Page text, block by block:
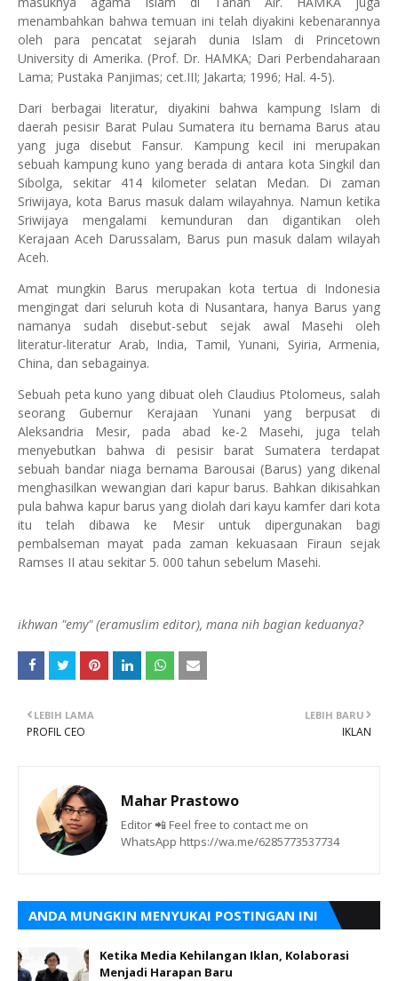
menambahkan bahwa temuan ini telah diyakini kebenarannya
oleh para pencatat sejarah dunia Islam di Princetown
University di Amerika. (Prof. Dr. HAMKA; Dari Perbendaharaan
Lama; Pustaka Panjimas; cet.III; Jakarta; 1996; Hal. 4-5).
Dari berbagai literatur, diyakini bahwa kampung Islam di
daerah pesisir Barat Pulau Sumatera itu bernama Barus atau
yang juga disebut Fansur. Kampung kecil ini merupakan
sebuah kampung kuno yang berada di antara kota Singkil dan
Sibolga, sekitar 414 kilometer selatan Medan. Di zaman
Sriwijaya,kota Barus masuk dalam wilayahnya. Namun ketika
Sriwijaya mengalami kemunduran dan digantikan oleh
Kerajaan Aceh Darussalam, Barus pun masuk dalam wilayah
Aceh.
Amat mungkin Barus merupakan kota tertua di Indonesia
mengingat dari seluruh kota di Nusantara, hanya Barus yang
namanya sudah disebut-sebut sejak awal Masehi oleh
literatur-literatur Arab, India, Tamil, Yunani, Syiria, Armenia,
China, dan sebagainya.
Sebuah peta kuno yang dibuat oleh Claudius Ptolomeus, salah
seorang Gubernur Kerajaan Yunani yang berpusat di
Aleksandria Mesir, pada abad ke-2 Masehi, juga telah
menyebutkan bahwa di pesisir barat Sumatera terdapat
sebuah bandar niaga bernama Barousai (Barus) yang dikenal
menghasilkan wewangian dari kapur barus. Bahkan dikisahkan
pula bahwa kapur barus yang diolah dari kayu kamfer dari kota
itu telah dibawa ke Mesir untuk dipergunakan bagi
pembalseman mayat pada zaman kekuasaan Firaun sejak
Ramses II atau sekitar 5. 000 tahun sebelum Masehi.
ikhwan "emy" (eramuslim editor), mana nih bagian keduanya?
LEBIH BARU
IKLAN
LEBIH LAMA
PROFIL CEO
Mahar Prastowo
Editor 📲 Feel free to contact me on
WhatsApp https://wa.me/6285773537734
ANDA MUNGKIN MENYUKAI POSTINGAN INI
Ketika Media Kehilangan Iklan, Kolaborasi
Menjadi Harapan Baru